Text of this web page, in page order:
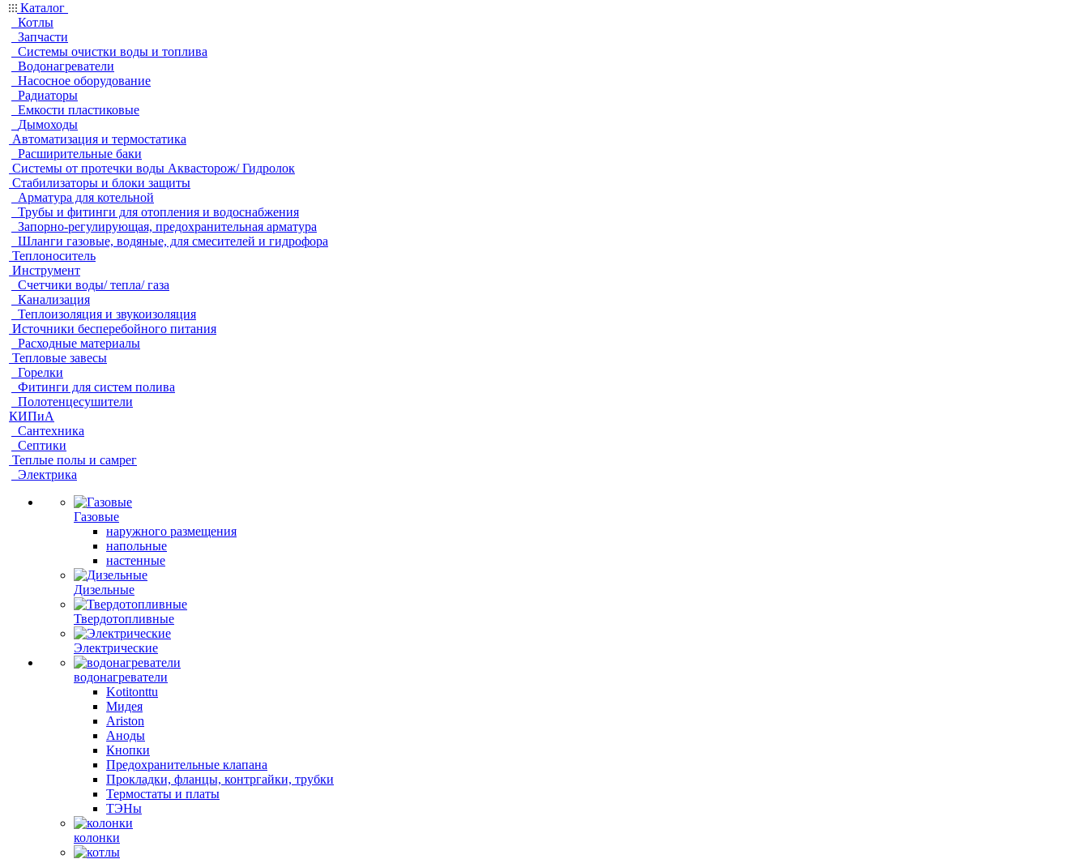
Каталог
Котлы
Запчасти
Системы очистки воды и топлива
Водонагреватели
Насосное оборудование
Радиаторы
Емкости пластиковые
Дымоходы
Автоматизация и термостатика
Расширительные баки
Системы от протечки воды Аквасторож/ Гидролок
Стабилизаторы и блоки защиты
Арматура для котельной
Трубы и фитинги для отопления и водоснабжения
Запорно-регулирующая, предохранительная арматура
Шланги газовые, водяные, для смесителей и гидрофора
Теплоноситель
Инструмент
Счетчики воды/ тепла/ газа
Канализация
Теплоизоляция и звукоизоляция
Источники бесперебойного питания
Расходные материалы
Тепловые завесы
Горелки
Фитинги для систем полива
Полотенцесушители
КИПиА
Сантехника
Септики
Теплые полы и самрег
Электрика
Газовые
наружного размещения
напольные
настенные
Дизельные
Твердотопливные
Электрические
водонагреватели
Kotitonttu
Мидея
Ariston
Аноды
Кнопки
Предохранительные клапана
Прокладки, фланцы, контргайки, трубки
Термостаты и платы
ТЭНы
колонки